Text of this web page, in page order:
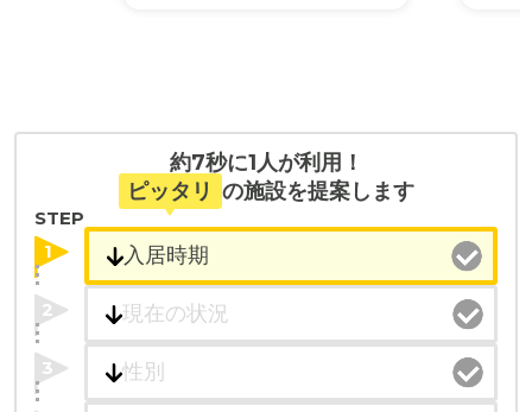
約7秒に1人が利用！
ピッタリ の施設を提案します
STEP
1
2
3